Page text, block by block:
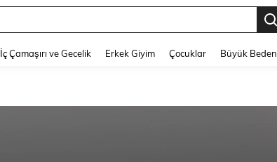
İç Çamaşırı ve Gecelik Erkek Giyim Çocuklar Büyük Beden